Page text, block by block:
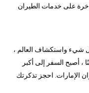
على خدمات الطيران
شيء واستكشاف العالم ،
أصبح السفر إلى أكبر
الإمارات. احجز تذكرتك